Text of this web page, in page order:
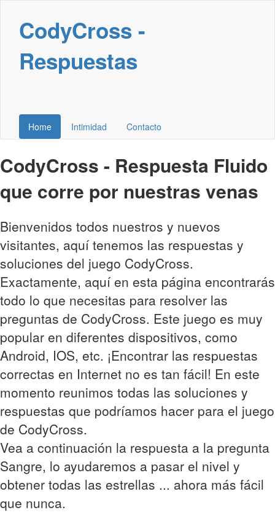
CodyCross -
Respuestas
Home Intimidad Contacto
CodyCross - Respuesta Fluido
que corre por nuestras venas
Bienvenidos todos nuestros y nuevos
visitantes, aquí tenemos las respuestas y
soluciones del juego CodyCross.
Exactamente, aquí en esta página encontrarás
todo lo que necesitas para resolver las
preguntas de CodyCross. Este juego es muy
popular en diferentes dispositivos, como
Android, IOS, etc. ¡Encontrar las respuestas
correctas en Internet no es tan fácil! En este
momento reunimos todas las soluciones y
respuestas que podríamos hacer para el juego
de CodyCross.
Vea a continuación la respuesta a la pregunta
Sangre, lo ayudaremos a pasar el nivel y
obtener todas las estrellas ... ahora más fácil
que nunca.